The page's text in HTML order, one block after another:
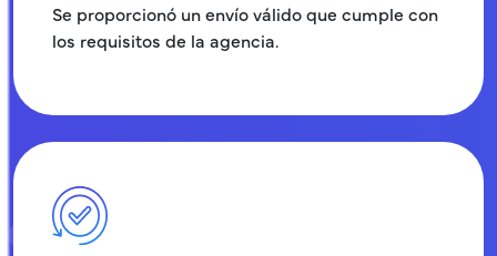
Se proporcionó un envío válido que cumple con
los requisitos de la agencia.